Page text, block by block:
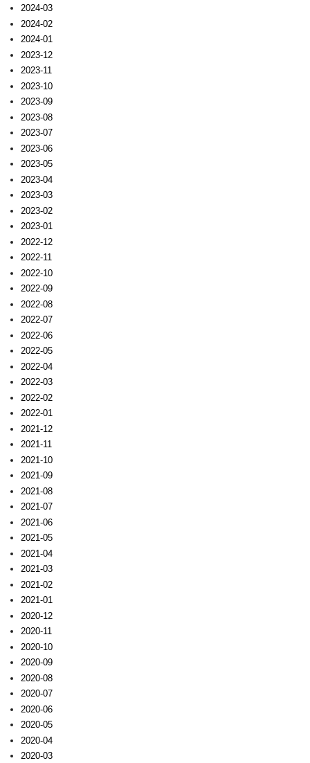
2024-03
2024-02
2024-01
2023-12
2023-11
2023-10
2023-09
2023-08
2023-07
2023-06
2023-05
2023-04
2023-03
2023-02
2023-01
2022-12
2022-11
2022-10
2022-09
2022-08
2022-07
2022-06
2022-05
2022-04
2022-03
2022-02
2022-01
2021-12
2021-11
2021-10
2021-09
2021-08
2021-07
2021-06
2021-05
2021-04
2021-03
2021-02
2021-01
2020-12
2020-11
2020-10
2020-09
2020-08
2020-07
2020-06
2020-05
2020-04
2020-03